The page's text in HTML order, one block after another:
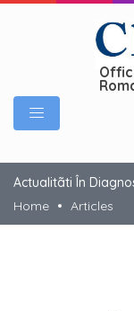
Actualitãti În
Home
Articles